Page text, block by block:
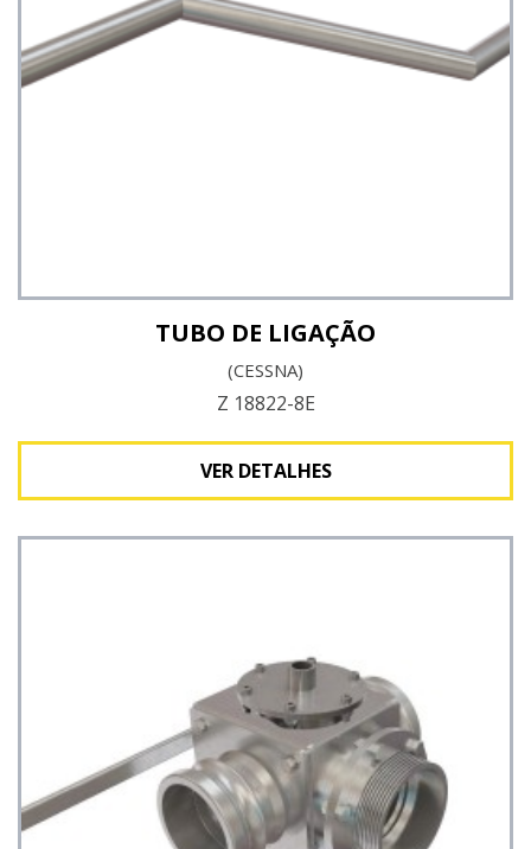
Ver detalhes
Ver detalhes
TUBO DE LIGAÇÃO
(CESSNA)
Z 18822-8E
VER DETALHES